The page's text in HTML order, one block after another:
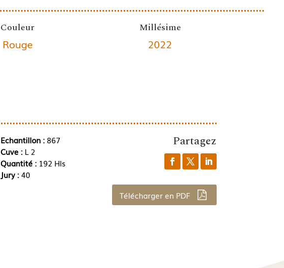
Couleur
Rouge
Millésime
2022
Echantillon :867
Cuve : L 2
Quantité : 192 Hls
Jury :40
Partagez
Télécharger en PDF